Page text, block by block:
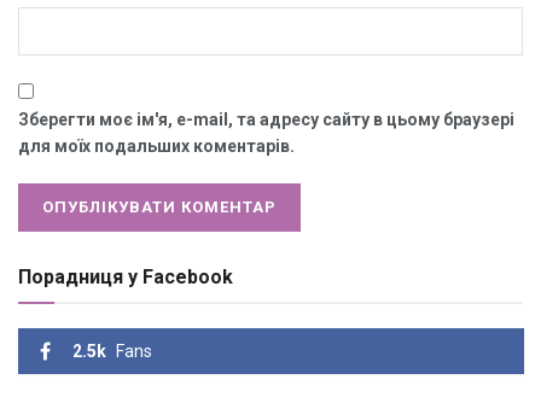
Зберегти моє ім'я, e-mail, та адресу сайту в цьому браузері
для моїх подальших коментарів.
Порадниця у Facebook
2.5k Fans